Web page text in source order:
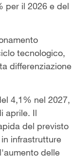
per il 2026 e del
tecnologico,
differenziazione
4,1% nel 2027,
aprile. Il
del previsto
infrastrutture
delle